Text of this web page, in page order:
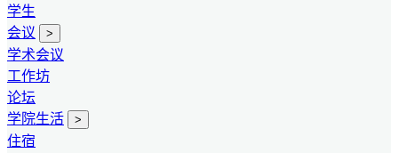
学生
会议
>
学术会议
工作坊
论坛
学院生活
>
住宿